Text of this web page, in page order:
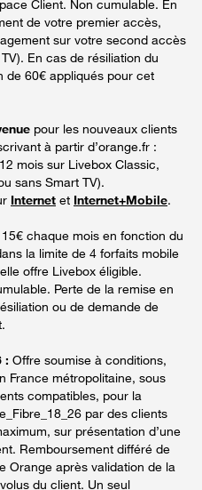
Client. Non cumulable. En
de votre premier accès,
sur votre second accès
En cas de résiliation du
de 60€ appliqués pour cet
pour les nouveaux clients
à partir d’orange.fr :
mois sur Livebox Classic,
sans Smart TV).
Internet et Internet+Mobile.
chaque mois en fonction du
la limite de 4 forfaits mobile
offre Livebox éligible.
Perte de la remise en
ou de demande de
: Offre soumise à conditions,
France métropolitaine, sous
compatibles, pour la
par des clients
sur présentation d’une
Remboursement différé de
Orange après validation de la
du client. Un seul